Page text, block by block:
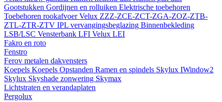
Gootstukken Gordijnen en rolluiken Elektrische toebehoren
Toebehoren rookafvoerVelux ZZZ-ZCE-ZCT-ZGA-ZOZ-ZTB-
ZTL-ZTR-ZTV IPL vervangingsbeglazing Binnenbekleding
LSB/LSC Vensterbank LFI Velux LEI
Fakro en roto
Fenstro
Ferov metalen dakvensters
Koepels Koepels Opstanden Ramen en spindels Skylux IWindow2
Skylux Skyshade zonwering Skymax
Lichtstraten en verandaplaten
Pergolux